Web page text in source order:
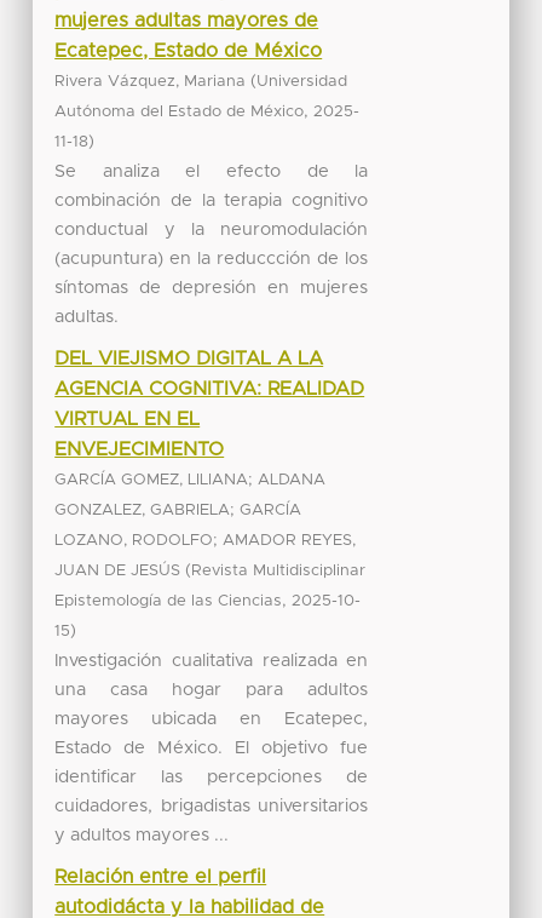
mujeres adultas mayores de
Ecatepec, Estado de México
Rivera Vázquez, Mariana (Universidad
Autónoma del Estado de México, 2025-
11-18)
Se analiza el efecto de la
combinación de la terapia cognitivo
conductual y la neuromodulación
(acupuntura) en la reduccción de los
síntomas de depresión en mujeres
adultas.
DEL VIEJISMO DIGITAL A LA
AGENCIA COGNITIVA: REALIDAD
VIRTUAL EN EL
ENVEJECIMIENTO
GARCÍA GOMEZ, LILIANA; ALDANA
GONZALEZ, GABRIELA;GARCÍA
LOZANO, RODOLFO; AMADOR REYES,
JUAN DE JESÚS ( Revista Multidisciplinar
Epistemología de las Ciencias, 2025-10-
15)
Investigación cualitativa realizada en
una casa hogar para adultos
mayores ubicada en Ecatepec,
Estado de México. El objetivo fue
identificar las percepciones de
cuidadores, brigadistas universitarios
y adultos mayores ...
Relación entre el perfil
autodidácta y la habilidad de